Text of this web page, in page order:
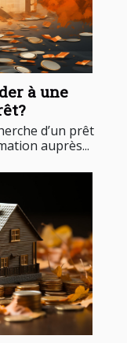
à une
d’un prêt
auprès...